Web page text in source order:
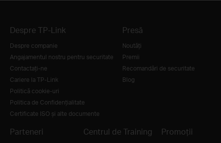
Despre TP-Link
Despre companie
Angajamentul nostru pentru securitate
Contactați-ne
Cariere la TP-Link
Politică cookie-uri
Politica de Confidențialitate
Certificate ISO și alte documente
Presă
Noutăţi
Premii
Recomandări de securitate
Blog
Parteneri Centrul de Training Promoții